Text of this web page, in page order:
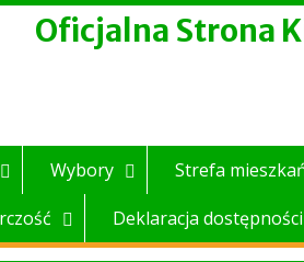
Oficjalna Strona
Wybory Strefa
Deklaracja dostępności